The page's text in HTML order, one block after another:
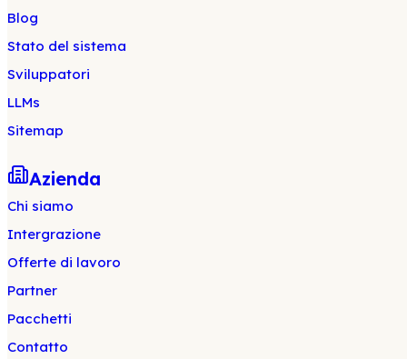
Blog
Stato del sistema
Sviluppatori
LLMs
Sitemap
Azienda
Chi siamo
Intergrazione
Offerte di lavoro
Partner
Pacchetti
Contatto